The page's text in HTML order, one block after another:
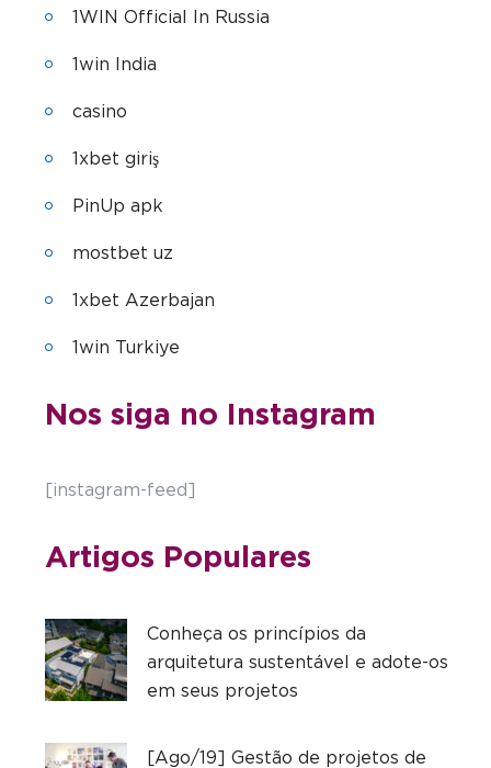
1WIN Official In Russia
1win India
casino
1xbet giriş
PinUp apk
mostbet uz
1xbet Azerbajan
1win Turkiye
Nos siga no Instagram
[instagram-feed]
Artigos Populares
Conheça os princípios da
arquitetura sustentável e adote-os
em seus projetos
[Ago/19] Gestão de projetos de